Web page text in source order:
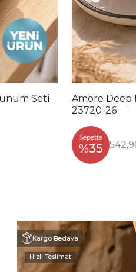
Seti
Amore Deep
23720-26
Sepette
%35
Kargo Bedava
Hızlı Teslimat